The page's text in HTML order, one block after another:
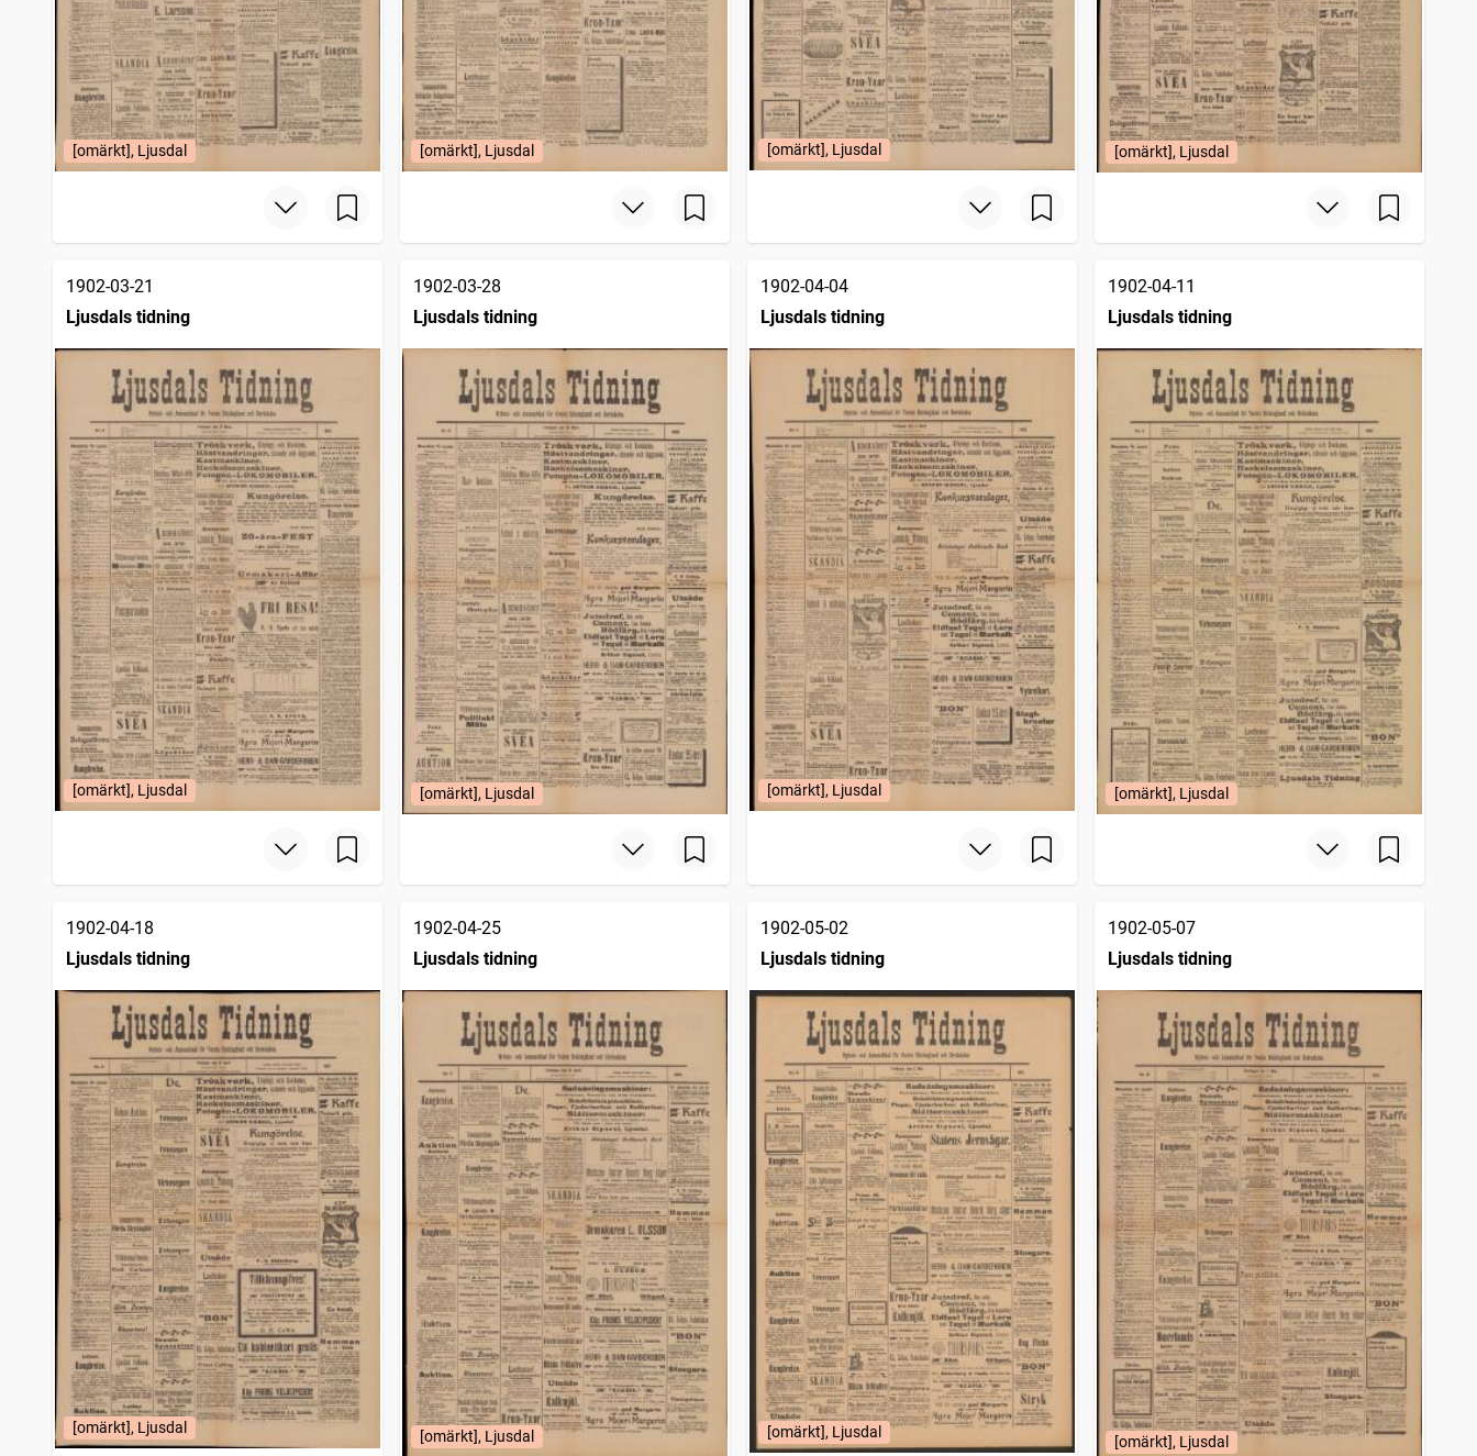
[omärkt], Ljusdal [omärkt], Ljusdal [omärkt], Ljusdal [omärkt], Ljusdal
1902-03-21
Ljusdals tidning
[omärkt], Ljusdal
1902-03-28
Ljusdals tidning
[omärkt], Ljusdal
1902-04-04
Ljusdals tidning
[omärkt], Ljusdal
1902-04-11
Ljusdals tidning
[omärkt], Ljusdal
1902-04-18
Ljusdals tidning
[omärkt], Ljusdal
1902-04-25
Ljusdals tidning
[omärkt], Ljusdal
1902-05-02
Ljusdals tidning
[omärkt], Ljusdal
1902-05-07
Ljusdals tidning
[omärkt], Ljusdal